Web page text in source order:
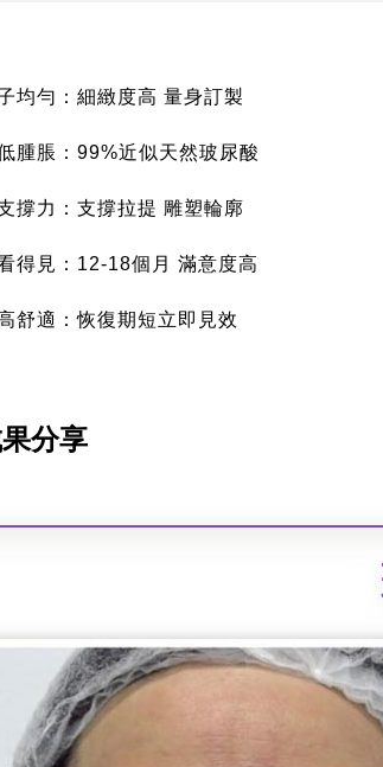
均勻：細緻度高 量身訂製
腫脹：99%近似天然玻尿酸
撐力：支撐拉提 雕塑輪廓
得見：12-18個月 滿意度高
舒適：恢復期短立即見效
分享